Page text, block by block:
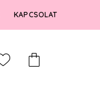
KAPCSOLAT